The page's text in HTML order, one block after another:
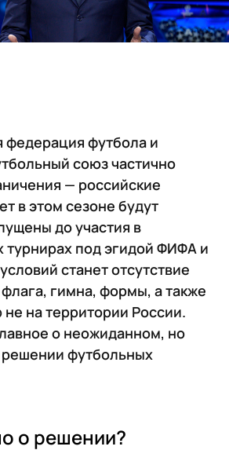
футбола и
союз частично
— российские
в этом сезоне будут
до участия в
под эгидой ФИФА и
станет отсутствие
гимна, формы, а также
на территории России.
о неожиданном, но
футбольных
о решении?